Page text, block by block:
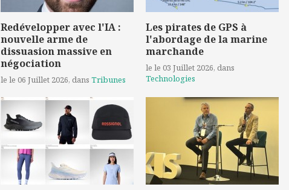
Redévelopper avec l'IA :
nouvelle arme de
dissuasion massive en
négociation
le le 06 Juillet 2026, dans Tribunes
Les pirates de GPS à
l'abordage de la marine
marchande
le le 03 Juillet 2026, dans
Technologies